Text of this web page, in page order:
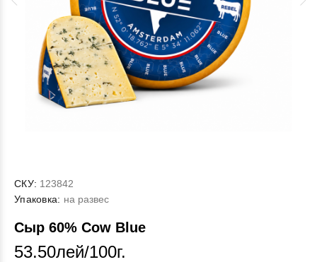
СКУ: 123842
Упаковка: на развес
Сыр 60% Cow Blue
53.50лей/100г.